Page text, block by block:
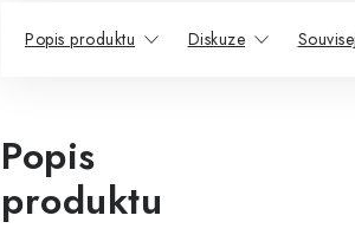
Popis produktu Diskuze
Popis
produktu